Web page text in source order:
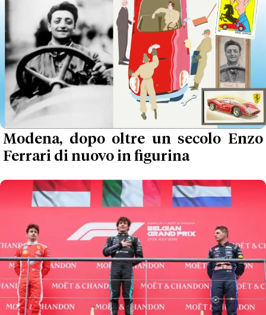
Modena, dopo oltre un secolo Enzo
Ferrari di nuovo in figurina